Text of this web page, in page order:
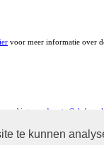
te kunnen
voor meer informatie over